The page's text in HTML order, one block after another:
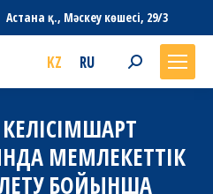
Астана қ., Мәскеу көшесі, 29/3
KZ RU Search:
КЕЛІСІМШАРТ
МЕМЛЕКЕТТІК
БОЙЫНША